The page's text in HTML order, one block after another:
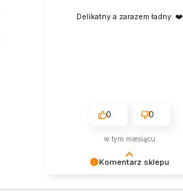
Komentarz sklepu
Delikatny a zarazem ładny. ❤️
0 0
w tym miesiącu